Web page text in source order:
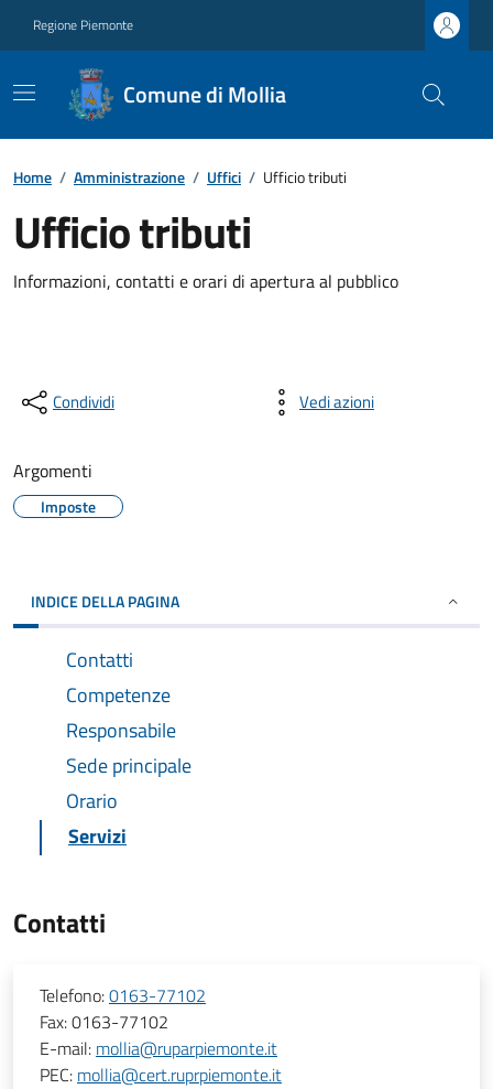
Regione Piemonte
Comune di Mollia
Home / Amministrazione / Uffici / Ufficio tributi
Ufficio tributi
Informazioni, contatti e orari di apertura al pubblico
Condividi Vedi azioni
Argomenti
Imposte
INDICE DELLA PAGINA
Contatti
Competenze
Responsabile
Sede principale
Orario
Servizi
Contatti
Telefono:0163-77102
Fax:0163-77102
E-mail: mollia@ruparpiemonte.it
PEC: mollia@cert.ruprpiemonte.it